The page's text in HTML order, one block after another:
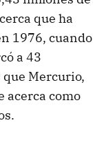
que ha
1976, cuando
a 43
Mercurio,
acerca como